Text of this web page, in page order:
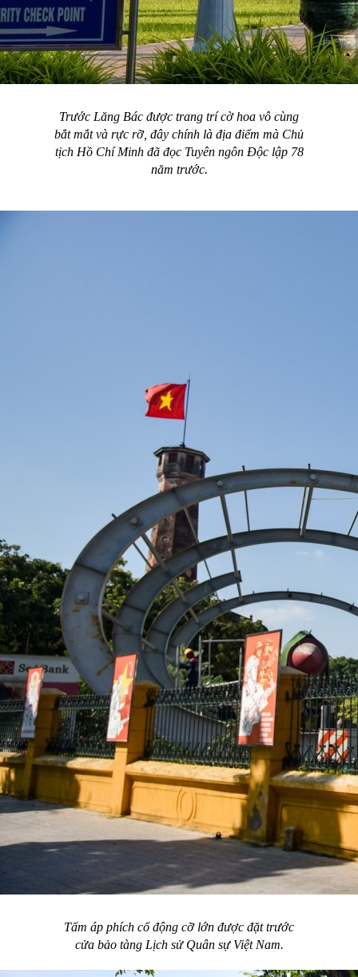
Trước Lăng Bác được trang trí cờ hoa vô cùng
bắt mắt và rực rỡ, đây chính là địa điểm mà Chủ
tịch Hồ Chí Minh đã đọc Tuyên ngôn Độc lập 78
năm trước.
Tấm áp phích cổ động cỡ lớn được đặt trước
cửa bảo tàng Lịch sử Quân sự Việt Nam.